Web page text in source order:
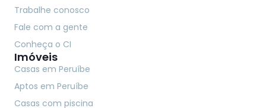
Imóveis
Casas em Peruíbe
Aptos em Peruíbe
Casas com piscina
Trabalhe conosco
Fale com a gente
Conheça o CI